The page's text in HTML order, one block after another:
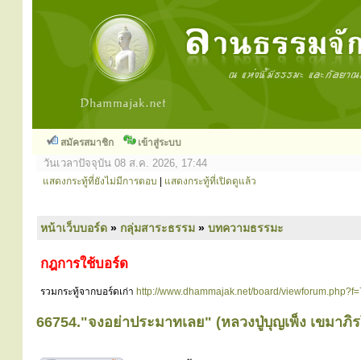
สมัครสมาชิก เข้าสู่ระบบ
วันเวลาปัจจุบัน 08 ส.ค. 2026, 17:44
แสดงกระทู้ที่ยังไม่มีการตอบ แสดงกระทู้ที่เปิดดูแล้ว
หน้าเว็บบอร์ด » กลุ่มสาระธรรม » บทความธรรมะ
กฎการใช้บอร์ด
รวมกระทู้จากบอร์ดเก่า http://www.dhammajak.net/board/
66754."จงอย่าประมาทเลย" (หลวงปู่บุญเพ็ง เขมาภิ